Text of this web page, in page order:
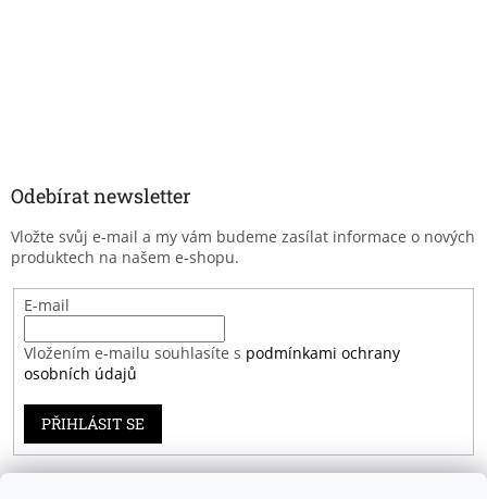
Odebírat newsletter
Vložte svůj e-mail a my vám budeme zasílat informace o nových
produktech na našem e-shopu.
E-mail
Vložením e-mailu souhlasíte s podmínkami ochrany
osobních údajů
PŘIHLÁSIT SE